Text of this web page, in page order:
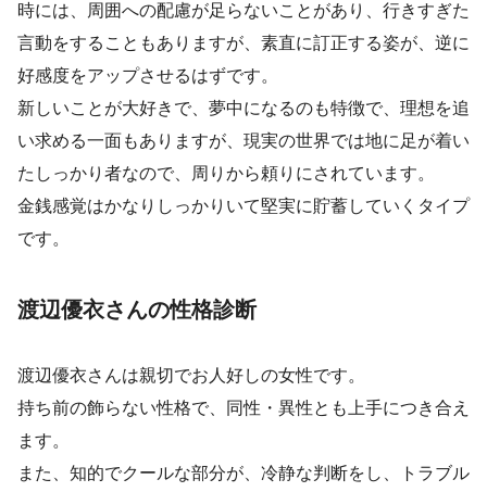
時には、周囲への配慮が足らないことがあり、行きすぎた
言動をすることもありますが、素直に訂正する姿が、逆に
好感度をアップさせるはずです。
新しいことが大好きで、夢中になるのも特徴で、理想を追
い求める一面もありますが、現実の世界では地に足が着い
たしっかり者なので、周りから頼りにされています。
金銭感覚はかなりしっかりいて堅実に貯蓄していくタイプ
です。
渡辺優衣さんの性格診断
渡辺優衣さんは親切でお人好しの女性です。
持ち前の飾らない性格で、同性・異性とも上手につき合え
ます。
また、知的でクールな部分が、冷静な判断をし、トラブル